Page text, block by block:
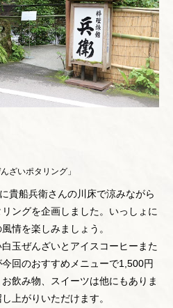
ざいポタリング」
貴船兵衛さんの川床で涼みながら
ングを企画しました。いっしょに
情を楽しみましょう。
玉ぜんざいとアイスコーヒーまた
回のおすすめメニューで1,500円
飲み物、スイーツは他にもありま
上がりいただけます。